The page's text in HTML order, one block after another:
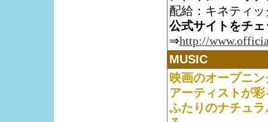
配給：キネティ
公式サイトをチェ
⇒http://
MUSIC
映画のオープニ
アーティストが彩
ふたりのナチュ